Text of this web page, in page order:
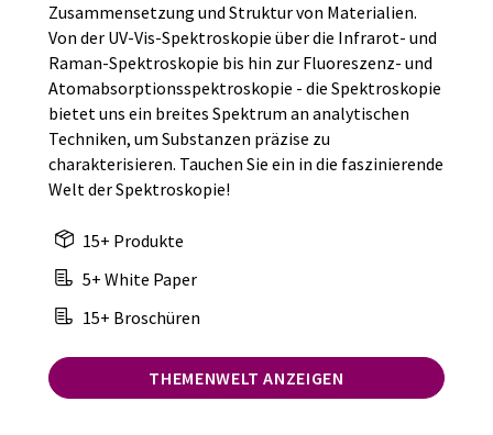
Zusammensetzung und Struktur von Materialien.
Von der UV-Vis-Spektroskopie über die Infrarot- und
Raman-Spektroskopie bis hin zur Fluoreszenz- und
Atomabsorptionsspektroskopie - die Spektroskopie
bietet uns ein breites Spektrum an analytischen
Techniken, um Substanzen präzise zu
charakterisieren. Tauchen Sie ein in die faszinierende
Welt der Spektroskopie!
15+ Produkte
5+ White Paper
15+ Broschüren
THEMENWELT ANZEIGEN